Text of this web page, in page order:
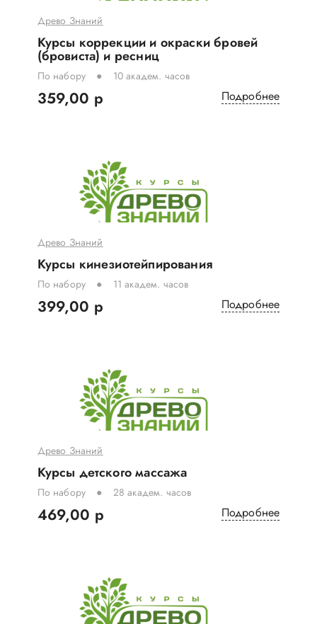
Древо Знаний
Курсы коррекции и окраски бровей
(бровиста) и ресниц
По набору 10 академ. часов
359,00 р Подробнее
Древо Знаний
Курсы кинезиотейпирования
По набору 11 академ. часов
399,00 р Подробнее
Древо Знаний
Курсы детского массажа
По набору 28 академ. часов
469,00 р Подробнее